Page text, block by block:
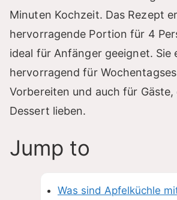
Minuten Kochzeit. Das Rezept
hervorragende Portion für 4
ideal für Anfänger geeignet. Sie
hervorragend für
Vorbereiten und auch für Gäste,
Dessert lieben.
Jump to
Was sind Apfelküchle